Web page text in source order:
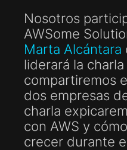
Nosotros
AWSome
Marta Alcántara
liderará la
compartiremos
dos empresas
charla
con AWS y
crecer durante